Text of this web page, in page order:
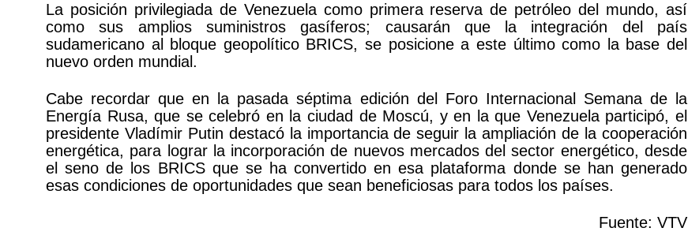
La posición privilegiada de Venezuela como primera reserva de petróleo del mundo, así
como sus amplios suministros gasíferos; causarán que la integración del país
sudamericano al bloque geopolítico BRICS, se posicione a este último como la base del
nuevo orden mundial.
Cabe recordar que en la pasada séptima edición del Foro Internacional Semana de la
Energía Rusa, que se celebró en la ciudad de Moscú, y en la que Venezuela participó, el
presidente Vladímir Putin destacó la importancia de seguir la ampliación de la cooperación
energética, para lograr la incorporación de nuevos mercados del sector energético, desde
el seno de los BRICS que se ha convertido en esa plataforma donde se han generado
esas condiciones de oportunidades que sean beneficiosas para todos los países.
Fuente: VTV